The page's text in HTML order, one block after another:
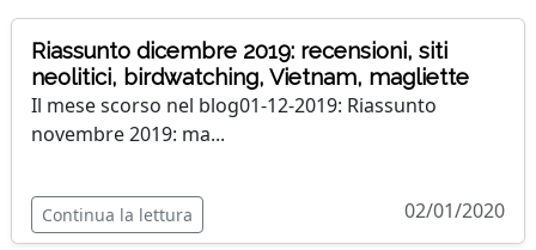
Riassunto dicembre 2019: recensioni, siti
neolitici, birdwatching, Vietnam, magliette
Il mese scorso nel blog01-12-2019: Riassunto
novembre 2019: ma...
Continua la lettura 02/01/2020